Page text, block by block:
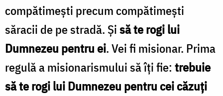
compătimeşti precum compătimeşti
săracii de pe stradă. Şisă te rogi lui
Dumnezeu pentru ei. Vei fi misionar. Prima
regulă a misionarismului să îţi fie: trebuie
să te rogi lui Dumnezeu pentru cei căzuţi